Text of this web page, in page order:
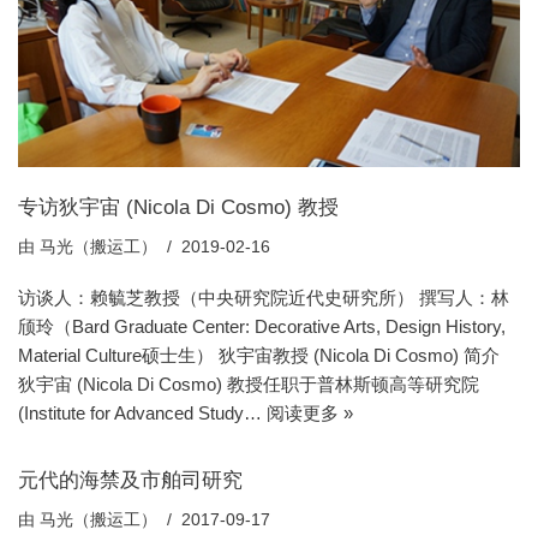
专访狄宇宙 (Nicola Di Cosmo) 教授
由 马光（搬运工） 2019-02-16
访谈人：赖毓芝教授（中央研究院近代史研究所） 撰写人：林
颀玲（Bard Graduate Center: Decorative Arts, Design History,
Material Culture硕士生） 狄宇宙教授 (Nicola Di Cosmo) 简介
狄宇宙 (Nicola Di Cosmo) 教授任职于普林斯顿高等研究院
(Institute for Advanced Study… 阅读更多 »
元代的海禁及市舶司研究
由 马光（搬运工） 2017-09-17